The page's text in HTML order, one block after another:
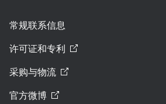
常规联系信息
许可证和专利
采购与物流
官方微博